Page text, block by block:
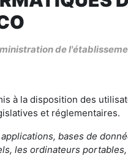
de
à la disposition des
et réglementaires.
bases de
les ordinateurs